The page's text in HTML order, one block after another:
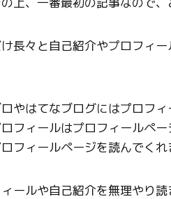
長々と自己紹介やプロフィ
やはてなブログにはプロフ
フィールはプロフィールペ
フィールページを読んでくれ
ールや自己紹介を無理やり